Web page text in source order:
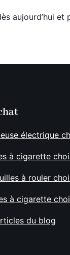
aujourd’hui
électrique
à cigarette
à rouler
à cigarette
du blog